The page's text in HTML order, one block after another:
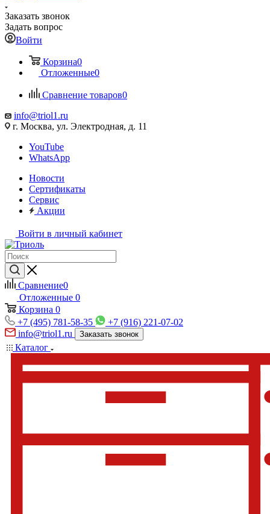
Заказать звонок
Задать вопрос
Войти
Корзина0
Отложенные0
Сравнение товаров0
info@triol1.ru
г. Москва, ул. Электродная, д. 11
YouTube
WhatsApp
Новости
Сертификаты
Сервис
Акции
Войти в личный кабинет
Сравнение0
Отложенные 0
Корзина 0
+7 (495) 781-58-35
+7 (916) 221-07-02
info@triol1.ru
Заказать звонок
Каталог